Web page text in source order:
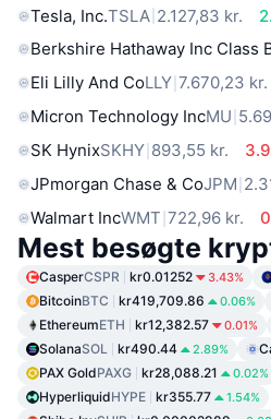
Tesla, Inc.TSLA 2.127,83 kr.
Berkshire Hathaway Inc Class
Eli Lilly And CoLLY 7.670,23 kr.
Micron Technology IncMU
SK HynixSKHY 893,55 kr.
JPmorgan Chase & CoJPM
Walmart IncWMT 722,96 kr.
Mest besøgte
CasperCSPR kr0.01252 3.43%
BitcoinBTC kr419,709.86 0.06%
EthereumETH kr12,382.57 0.01%
SolanaSOL kr490.44 2.89%
PAX GoldPAXG kr28,088.21 0.02%
HyperliquidHYPE kr355.77 1.54%